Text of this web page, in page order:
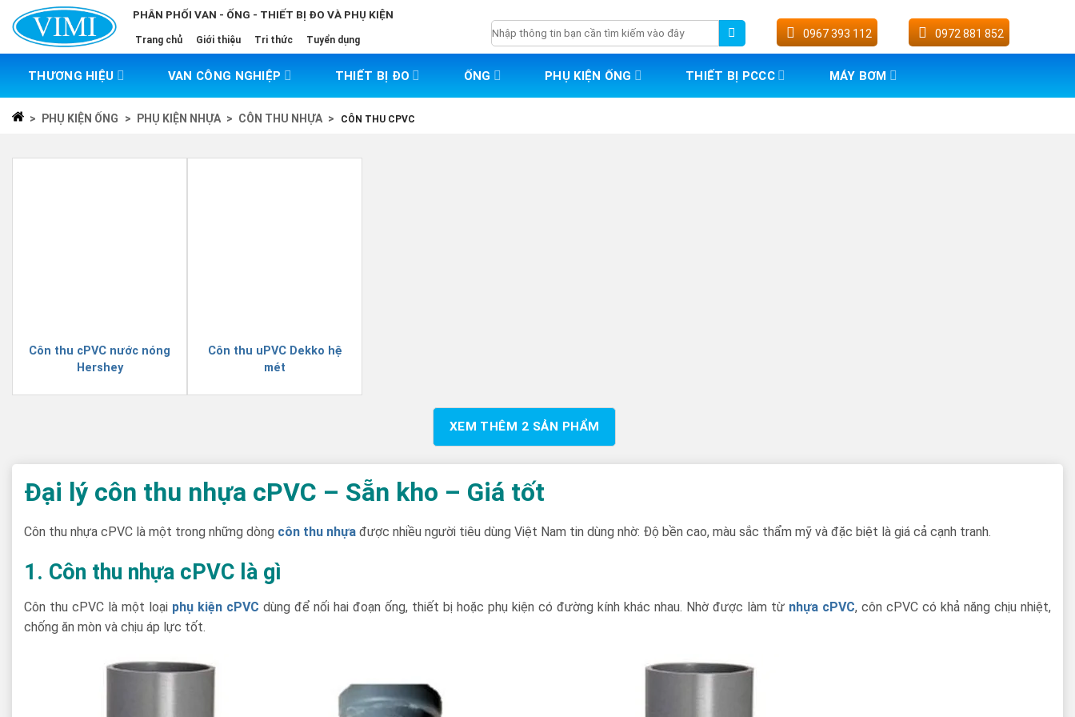
content
PHÂN PHỐI VAN - ỐNG - THIẾT BỊ ĐO VÀ PHỤ KIỆN
Trang chủ Giới thiệu Tri thức Tuyển dụng
Tìm
kiếm:
0967 393 112 0972 881 852
THƯƠNG HIỆU VAN CÔNG NGHIỆP THIẾT BỊ ĐO ỐNG PHỤ KIỆN ỐNG THIẾT BỊ PCCC MÁY BƠM
> PHỤ KIỆN ỐNG > PHỤ KIỆN NHỰA > CÔN THU NHỰA > CÔN THU CPVC
Côn thu cPVC nước nóng
Hershey
Côn thu uPVC Dekko hệ
mét
XEM THÊM 2 SẢN PHẨM
Đại lý côn thu nhựa cPVC – Sẵn kho – Giá tốt
Côn thu nhựa cPVC là một trong những dòng côn thu nhựa được nhiều người tiêu dùng Việt Nam tin dùng nhờ: Độ bền cao, màu sắc thẩm mỹ và đặc biệt là giá cả cạnh tranh.
1. Côn thu nhựa cPVC là gì
Côn thu cPVC là một loại phụ kiện cPVC dùng để nối hai đoạn ống, thiết bị hoặc phụ kiện có đường kính khác nhau. Nhờ được làm từ nhựa cPVC, côn cPVC có khả năng chịu nhiệt,
chống ăn mòn và chịu áp lực tốt.